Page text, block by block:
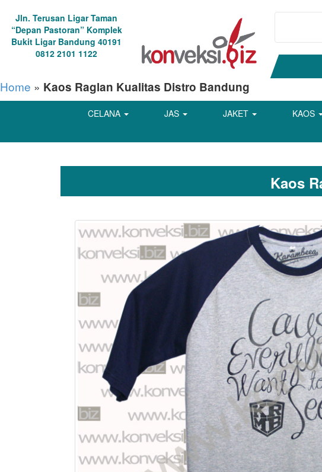
Jln. Terusan Ligar Taman
“Depan Pastoran” Komplek
Bukit Ligar Bandung 40191
0812 2101 1122
Home » Kaos Raglan Kualitas Distro Bandung
CELANA JAS JAKET KAOS
Kaos